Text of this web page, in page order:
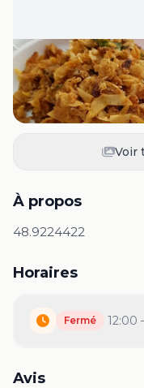
Voir
À propos
48.9224422
Horaires
Fermé 12:00
Avis